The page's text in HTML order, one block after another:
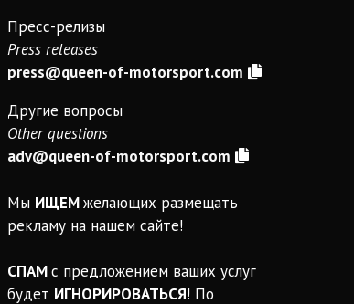
Пресс-релизы
Press releases
press@queen-of-motorsport.com
Другие вопросы
Other questions
adv@queen-of-motorsport.com
Мы ИЩЕМжелающих размещать
рекламу на нашем сайте!
СПАМс предложением ваших услуг
будет ИГНОРИРОВАТЬСЯ! По